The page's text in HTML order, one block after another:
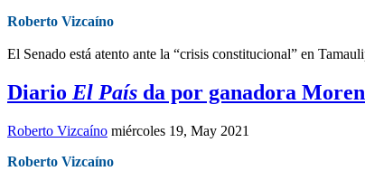
Roberto Vizcaíno
El Senado está atento ante la “crisis constitucional” en
Diario El País da por ganadora
Roberto Vizcaíno miércoles 19, May 2021
Roberto Vizcaíno